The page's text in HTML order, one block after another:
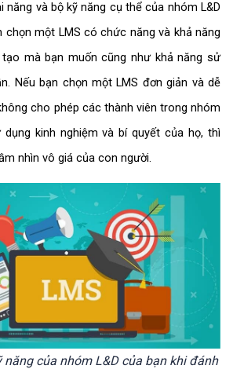
và bộ kỹ năng cụ thể của nhóm L&D
chọn một LMS có chức năng và khả năng
mà bạn muốn cũng như khả năng sử
Nếu bạn chọn một LMS đơn giản và dễ
cho phép các thành viên trong nhóm
dụng kinh nghiệm và bí quyết của họ, thì
nhìn vô giá của con người.
năng của nhóm L&D của bạn khi đánh